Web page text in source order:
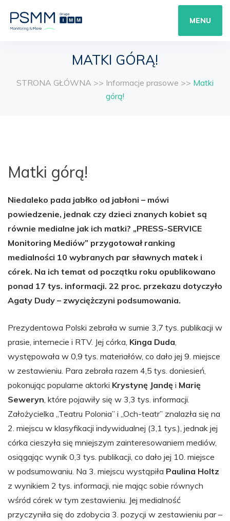
MENU
MATKI GÓRĄ!
STRONA GŁÓWNA >> Informacje prasowe >> Matki
górą!
Matki górą!
Niedaleko pada jabłko od jabłoni – mówi
powiedzenie, jednak czy dzieci znanych kobiet są
równie medialne jak ich matki? „PRESS-SERVICE
Monitoring Mediów” przygotował ranking
medialności 10 wybranych par sławnych matek i
córek. Na ich temat od początku roku opublikowano
ponad 17 tys. informacji. 22 proc. przekazu dotyczyło
Agaty Dudy – zwyciężczyni podsumowania.
Prezydentowa Polski zebrała w sumie 3,7 tys. publikacji w
prasie, internecie i RTV. Jej córka, Kinga Duda,
występowała w 0,9 tys. materiałów, co dało jej 9. miejsce
w zestawieniu. Para zebrała razem 4,5 tys. doniesień,
pokonując popularne aktorki Krystynę Jandę i Marię
Seweryn, które pojawiły się w 3,3 tys. informacji.
Założycielka „Teatru Polonia” i „Och-teatr” znalazła się na
2. miejscu w klasyfikacji indywidualnej (3,1 tys.), jednak jej
córka cieszyła się mniejszym zainteresowaniem mediów,
osiągając wynik 0,3 tys. publikacji, co dało jej 10. miejsce
w podsumowaniu. Na 3. miejscu wystąpiła Paulina Holtz
z wynikiem 2 tys. informacji, nie mając sobie równych
wśród córek w tym zestawieniu. Jej medialność
przyczyniła się do zdobycia 3. pozycji w zestawieniu par –